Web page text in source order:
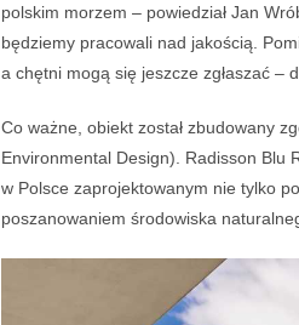
polskim morzem – powiedział Jan
będziemy pracowali nad jakością.
a chętni mogą się jeszcze zgłaszać –
Co ważne, obiekt został zbudowany
Environmental Design). Radisson Blu
w Polsce zaprojektowanym nie tylko
poszanowaniem środowiska